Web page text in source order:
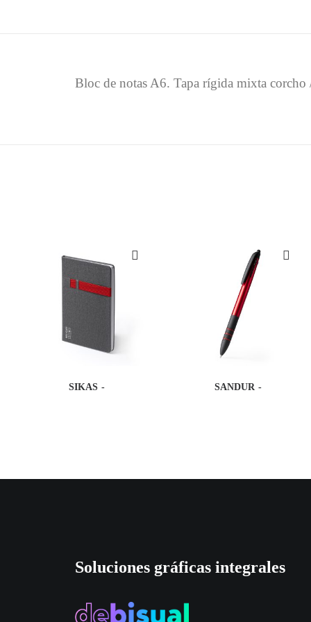
Bloc de notas A6. Tapa rígida mixta corcho
SIKAS SANDUR
Soluciones gráficas integrales